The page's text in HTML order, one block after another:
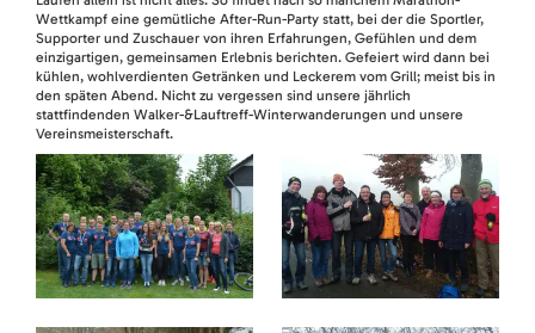
Wettkampf eine gemütliche After-Run-Party statt, bei der die Sportler,
Supporter und Zuschauer von ihren Erfahrungen, Gefühlen und dem
einzigartigen, gemeinsamen Erlebnis berichten. Gefeiert wird dann bei
kühlen, wohlverdienten Getränken und Leckerem vom Grill; meist bis in
den späten Abend. Nicht zu vergessen sind unsere jährlich
stattfindenden Walker-&Lauftreff-Winterwanderungen und unsere
Vereinsmeisterschaft.